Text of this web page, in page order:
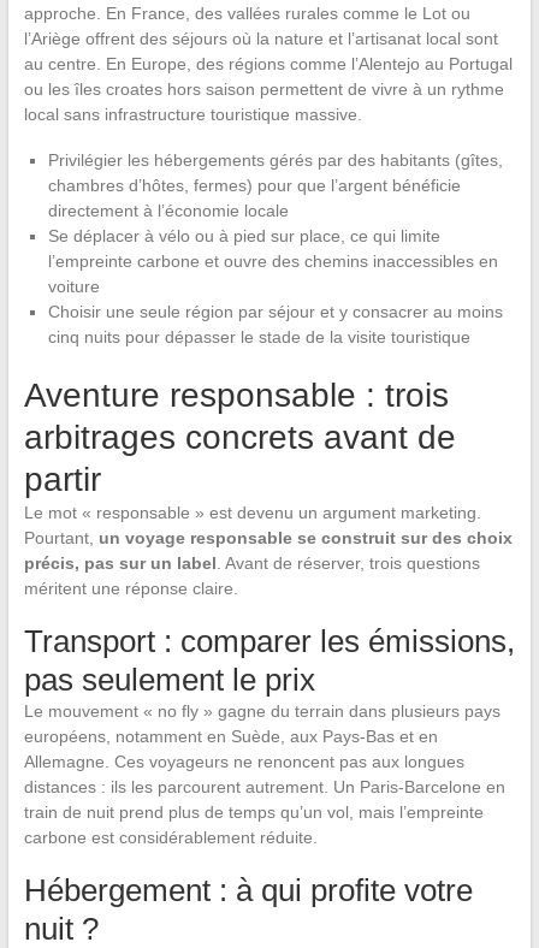
approche. En France, des vallées rurales comme le Lot ou
l’Ariège offrent des séjours où la nature et l’artisanat local sont
au centre. En Europe, des régions comme l’Alentejo au Portugal
ou les îles croates hors saison permettent de vivre à un rythme
local sans infrastructure touristique massive.
Privilégier les hébergements gérés par des habitants (gîtes,
chambres d’hôtes, fermes) pour que l’argent bénéficie
directement à l’économie locale
Se déplacer à vélo ou à pied sur place, ce qui limite
l’empreinte carbone et ouvre des chemins inaccessibles en
voiture
Choisir une seule région par séjour et y consacrer au moins
cinq nuits pour dépasser le stade de la visite touristique
Aventure responsable : trois
arbitrages concrets avant de
partir
Le mot « responsable » est devenu un argument marketing.
Pourtant, un voyage responsable se construit sur des choix
précis, pas sur un label . Avant de réserver, trois questions
méritent une réponse claire.
Transport : comparer les émissions,
pas seulement le prix
Le mouvement « no fly » gagne du terrain dans plusieurs pays
européens, notamment en Suède, aux Pays-Bas et en
Allemagne. Ces voyageurs ne renoncent pas aux longues
distances : ils les parcourent autrement. Un Paris-Barcelone en
train de nuit prend plus de temps qu’un vol, mais l’empreinte
carbone est considérablement réduite.
Hébergement : à qui profite votre
nuit ?